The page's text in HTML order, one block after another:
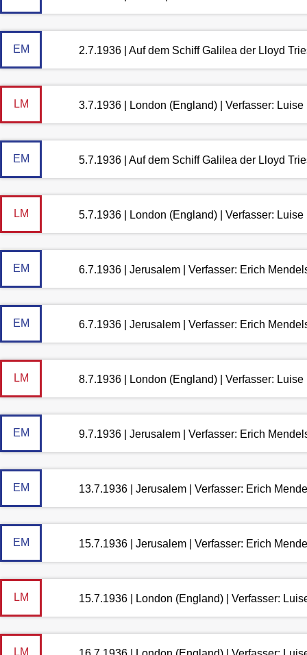
EM 2.7.1936 | Auf dem Schiff Galilea der Lloyd
LM 3.7.1936 | London (England) | Verfasser:
EM 5.7.1936 | Auf dem Schiff Galilea der Lloyd
LM 5.7.1936 | London (England) | Verfasser:
EM 6.7.1936 | Jerusalem | Verfasser: Erich
EM 6.7.1936 | Jerusalem | Verfasser: Erich
LM 8.7.1936 | London (England) | Verfasser:
EM 9.7.1936 | Jerusalem | Verfasser: Erich
EM 13.7.1936 | Jerusalem | Verfasser: Erich
EM 15.7.1936 | Jerusalem | Verfasser: Erich
LM 15.7.1936 | London (England) | Verfasser:
LM